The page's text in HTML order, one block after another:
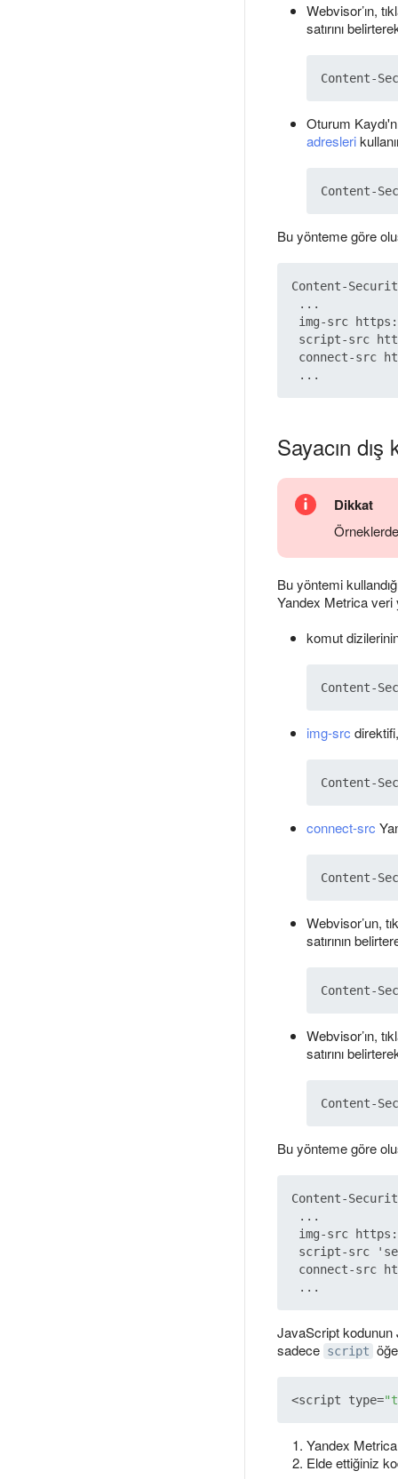
Webvisor’ın,
satırını
Oturum
adresleri
Bu yönteme göre
Content-
...
img-src
script-src
connect-src
Sayacın
Dikkat
Bu yöntemi
Yandex Metrica veri
komut
img-src
connect-src
Webvisor’un,
satırının
Webvisor’ın,
satırını
Bu yönteme göre
Content-
...
img-src
script-src
connect-src
JavaScript kodunun
sadece script
<script type=
Yandex
Elde ettiğiniz